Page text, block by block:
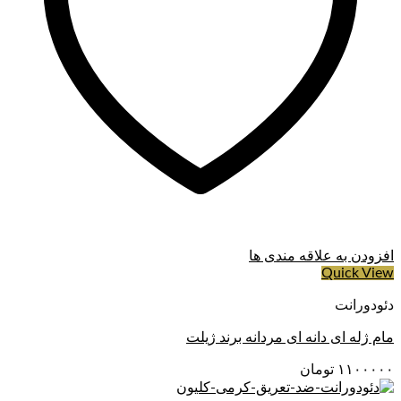
افزودن به علاقه مندی ها
Quick View
دئودورانت
مام ژله ای دانه ای مردانه برند ژیلت
۱۱۰۰۰۰۰ تومان